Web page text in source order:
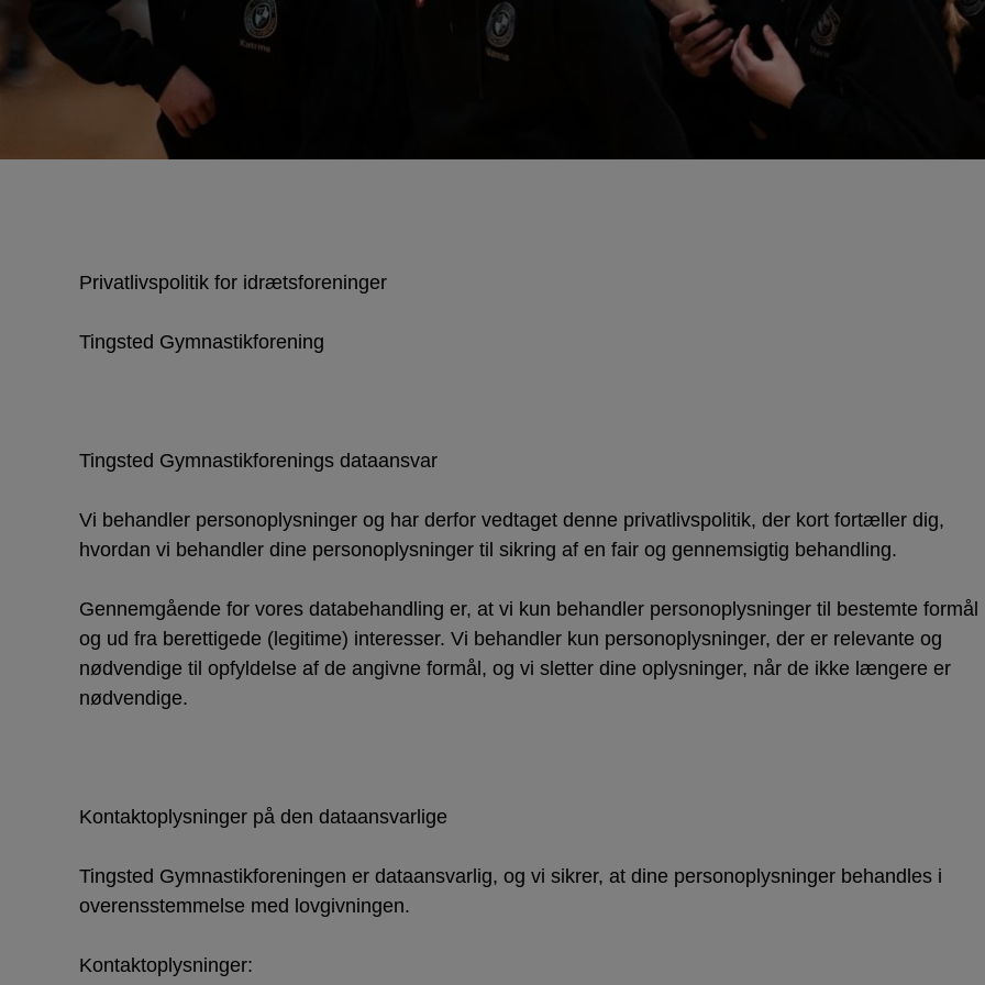
Privatlivspolitik for idrætsforeninger
Tingsted Gymnastikforening
Tingsted Gymnastikforenings dataansvar
Vi behandler personoplysninger og har derfor vedtaget denne privatlivspolitik, der kort fortæller dig,
hvordan vi behandler dine personoplysninger til sikring af en fair og gennemsigtig behandling.
Gennemgående for vores databehandling er, at vi kun behandler personoplysninger til bestemte formål
og ud fra berettigede (legitime) interesser. Vi behandler kun personoplysninger, der er relevante og
nødvendige til opfyldelse af de angivne formål, og vi sletter dine oplysninger, når de ikke længere er
nødvendige.
Kontaktoplysninger på den dataansvarlige
Tingsted Gymnastikforeningen er dataansvarlig, og vi sikrer, at dine personoplysninger behandles i
overensstemmelse med lovgivningen.
Kontaktoplysninger: